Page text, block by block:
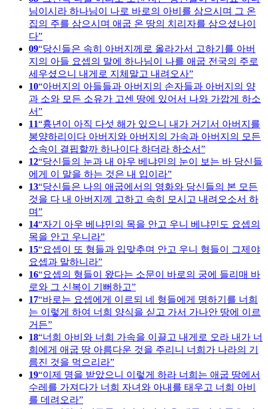
님이시라 하나님이 나로 바로의 아비를 삼으시며 그 온
집의 주를 삼으시며 애굽 온 땅의 치리자를 삼으셨나이
다
09 당신들은 속히 아버지께로 올라가서 고하기를 아버
지의 아들 요셉의 말에 하나님이 나를 애굽 전국의 주로
세우셨으니 내게로 지체말고 내려오사
10 아버지의 아들들과 아버지의 손자들과 아버지의 양
과 소와 모든 소유가 고센 땅에 있어서 나와 가깝게 하소
서
11 흉년이 아직 다섯 해가 있으니 내가 거기서 아버지를
봉양하리이다 아버지와 아버지의 가속과 아버지의 모든
소속이 결핍할까 하나이다 하더라 하소서
12 당신들의 눈과 내 아우 베냐민의 눈이 보는 바 당신들
에게 이 말을 하는 것은 내 입이라
13 당신들은 나의 애굽에서의 영화와 당신들의 본 모든
것을 다 내 아버지께 고하고 속히 모시고 내려오소서 하
며
14 자기 아우 베냐민의 목을 안고 우니 베냐민도 요셉의
목을 안고 우니라
15 요셉이 또 형들과 입맞추며 안고 우니 형들이 그제야
요셉과 말하니라
16 요셉의 형들이 왔다는 소문이 바로의 궁에 들리매 바
로와 그 신복이 기뻐하고
17 바로는 요셉에게 이르되 네 형들에게 명하기를 너희
는 이렇게 하여 너희 양식을 싣고 가서 가나안 땅에 이르
거든
18 너희 아비와 너희 가속을 이끌고 내게로 오라 내가 너
희에게 애굽 땅 아름다운 것을 주리니 너희가 나라의 기
름진 것을 먹으리라
19 이제 명을 받았으니 이렇게 하라 너희는 애굽 땅에서
수레를 가져다가 너희 자녀와 아내를 태우고 너희 아비
를 데려오라